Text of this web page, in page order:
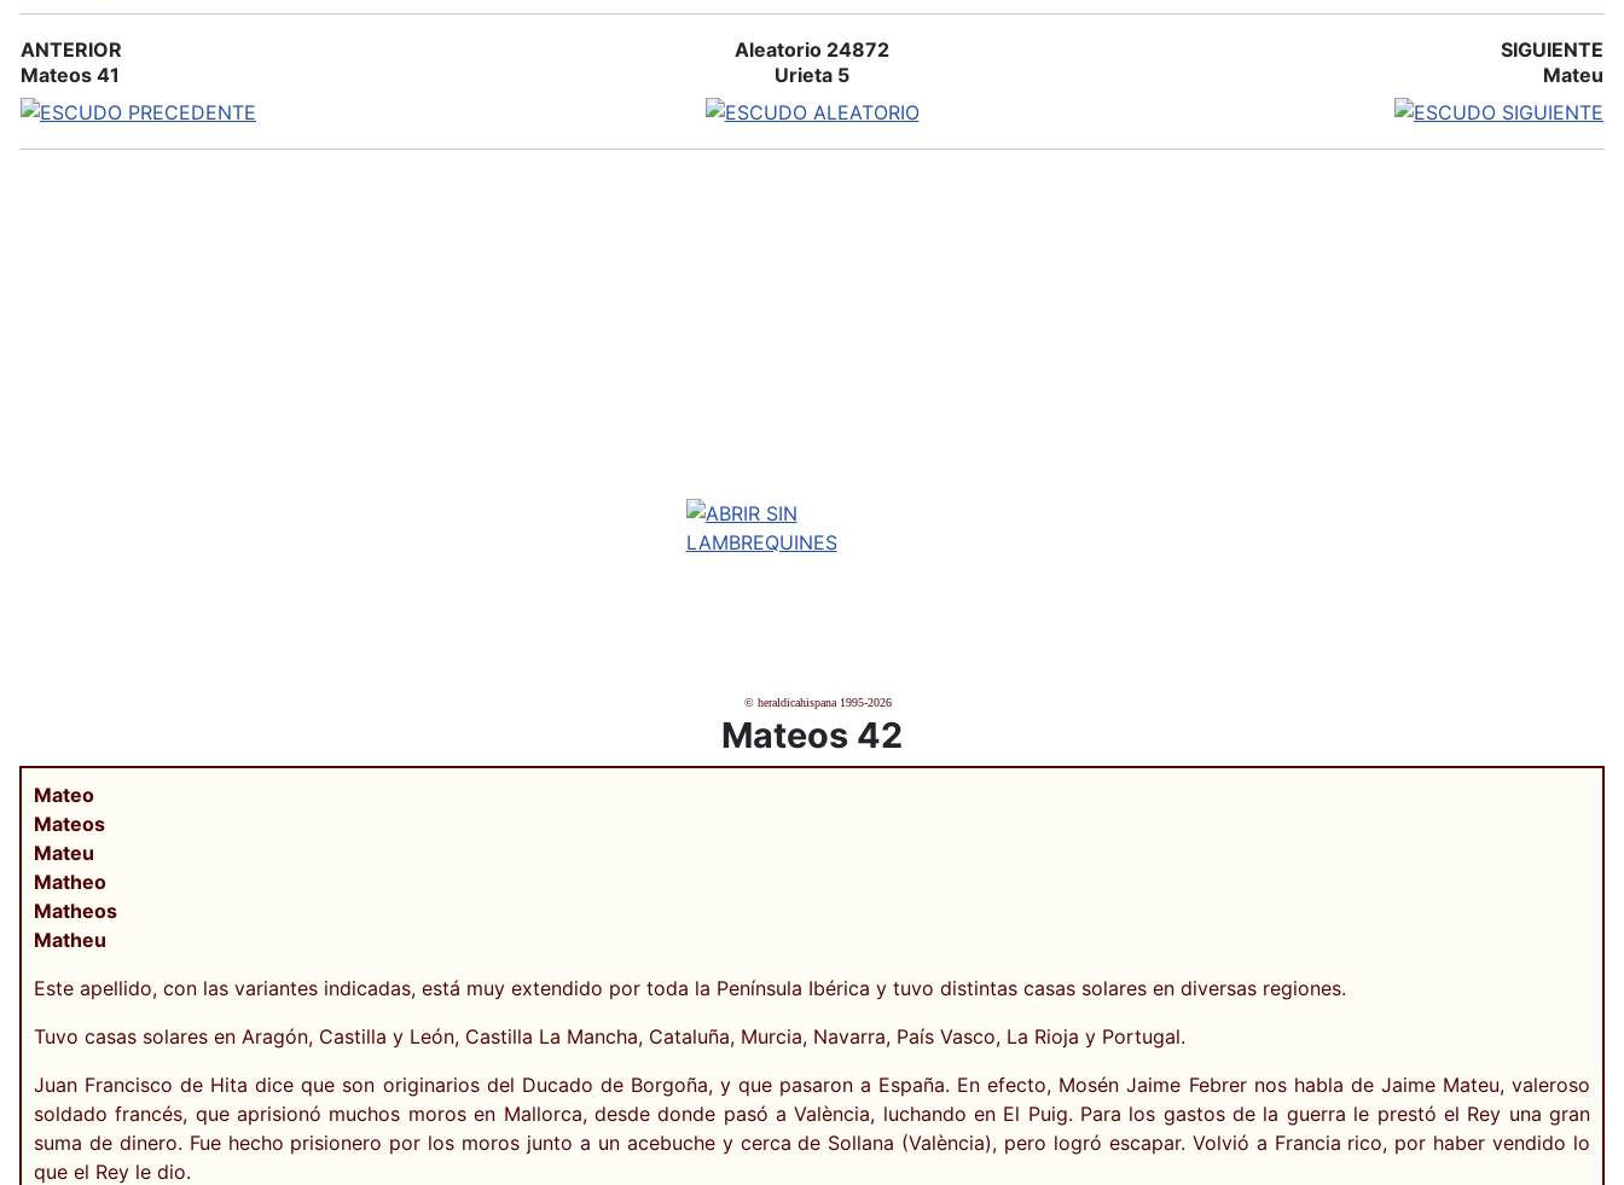
ANTERIOR
Mateos 41
Aleatorio 24872
Urieta 5
SIGUIENTE
Mateu
© heraldicahispana 1995-2026
Mateos 42
Mateo
Mateos
Mateu
Matheo
Matheos
Matheu
Este apellido, con las variantes indicadas, está muy extendido por toda la Península Ibérica y tuvo distintas casas solares en diversas regiones.
Tuvo casas solares en Aragón, Castilla y León, Castilla La Mancha, Cataluña, Murcia, Navarra, País Vasco, La Rioja y Portugal.
Juan Francisco de Hita dice que son originarios del Ducado de Borgoña, y que pasaron a España. En efecto, Mosén Jaime Febrer nos habla de Jaime Mateu, valeroso
soldado francés, que aprisionó muchos moros en Mallorca, desde donde pasó a València, luchando en El Puig. Para los gastos de la guerra le prestó el Rey una gran
suma de dinero. Fue hecho prisionero por los moros junto a un acebuche y cerca de Sollana (València), pero logró escapar. Volvió a Francia rico, por haber vendido lo
que el Rey le dio.